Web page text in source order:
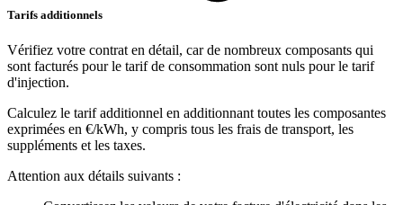
Tarifs additionnels
Vérifiez votre contrat en détail, car de nombreux composants qui
sont facturés pour le tarif de consommation sont nuls pour le tarif
d'injection.
Calculez le tarif additionnel en additionnant toutes les composantes
exprimées en €/kWh, y compris tous les frais de transport, les
suppléments et les taxes.
Attention aux détails suivants :